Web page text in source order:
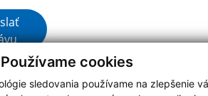
Používame cookies
sledovania používame na zlepšenie
Response